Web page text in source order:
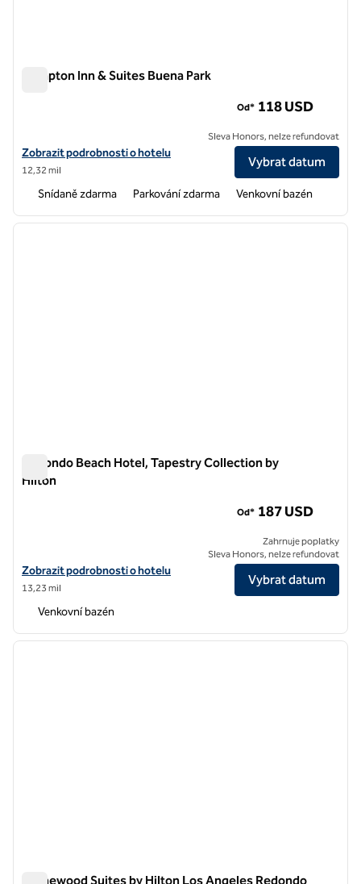
Hampton Inn & Suites Buena Park
Zobrazit podrobnosti o hotelu v hotelu Hampton Inn & Suites Buena
Zobrazit podrobnosti o hotelu
12,32 mil
Od* 118 USD
Sleva Honors, nelze refundovat
Vybrat datum
Snídaně zdarma Parkování zdarma Venkovní bazén
1 z 12
další
Redondo Beach Hotel, Tapestry Collection by
Hilton
Zobrazit podrobnosti o hotelu Redondo Beach Hotel, Tapestry
Zobrazit podrobnosti o hotelu
13,23 mil
Od* 187 USD
Zahrnuje poplatky
Sleva Honors, nelze refundovat
Vybrat datum
Venkovní bazén
1 z 12
další
Homewood Suites by Hilton Los Angeles Redondo